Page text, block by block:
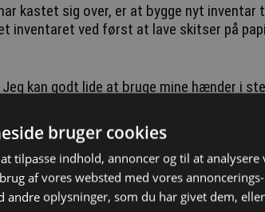
kastet sig over, er at bygge nyt inventar
inventaret ved først at lave skitser på
kan godt lide at bruge mine hænder i
Og så kan jeg rigtig godt lide tanken
elever bliver glade for, siger 15-årige Gro
Skole er et af flere initiativer,
erhvervslivet, folkeskoler, organisationer,
bruger cookies
tilpasse indhold, annoncer og til at analysere
af vores websted med vores
andre oplysninger, som du har givet dem,